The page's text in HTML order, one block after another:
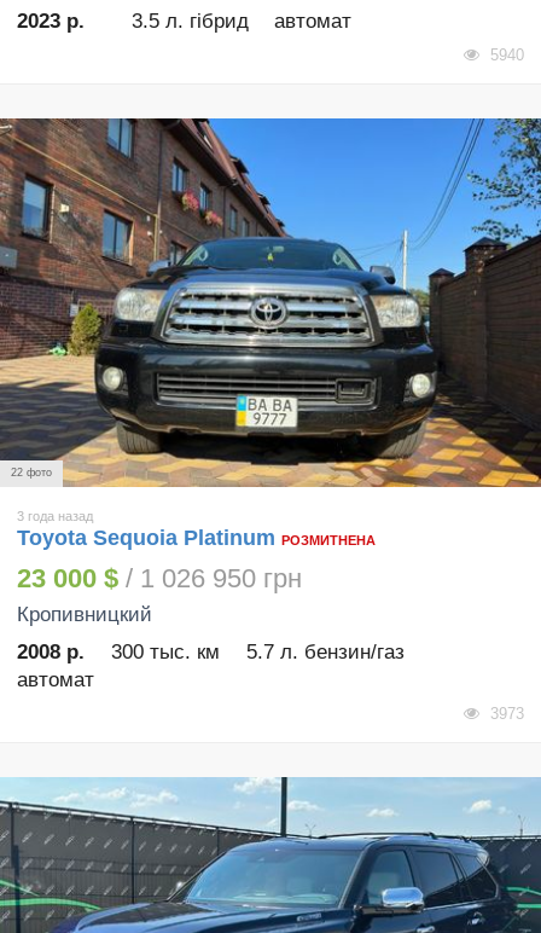
2023 р.
3.5 л. гібрид автомат
5940
22 фото
3 года назад
Toyota Sequoia Platinum РОЗМИТНЕНА
23 000 $ / 1 026 950 грн
Кропивницкий
2008 р.
300 тыс. км
5.7 л. бензин/газ
автомат
3973